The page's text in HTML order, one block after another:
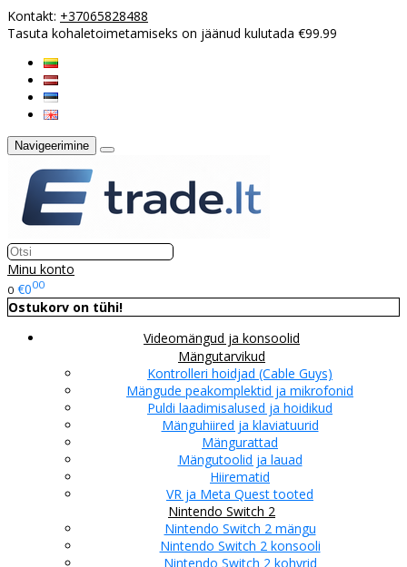
Kontakt: +37065828488
Tasuta kohaletoimetamiseks on jäänud kulutada €99.99
Navigeerimine
Minu konto
0 €000
Ostukorv on tühi!
Videomängud ja konsoolid
Mängutarvikud
Kontrolleri hoidjad (Cable Guys)
Mängude peakomplektid ja mikrofonid
Puldi laadimisalused ja hoidikud
Mänguhiired ja klaviatuurid
Mängurattad
Mängutoolid ja lauad
Hiirematid
VR ja Meta Quest tooted
Nintendo Switch 2
Nintendo Switch 2 mängu
Nintendo Switch 2 konsooli
Nintendo Switch 2 kohvrid